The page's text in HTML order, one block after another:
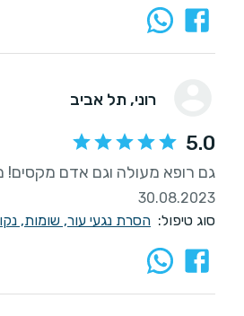
רוני, תל אביב
5.0
גם רופא מעולה וגם אדם מקסים!
30.08.2023
סוג טיפול: הסרת נגעי עור, שומות,